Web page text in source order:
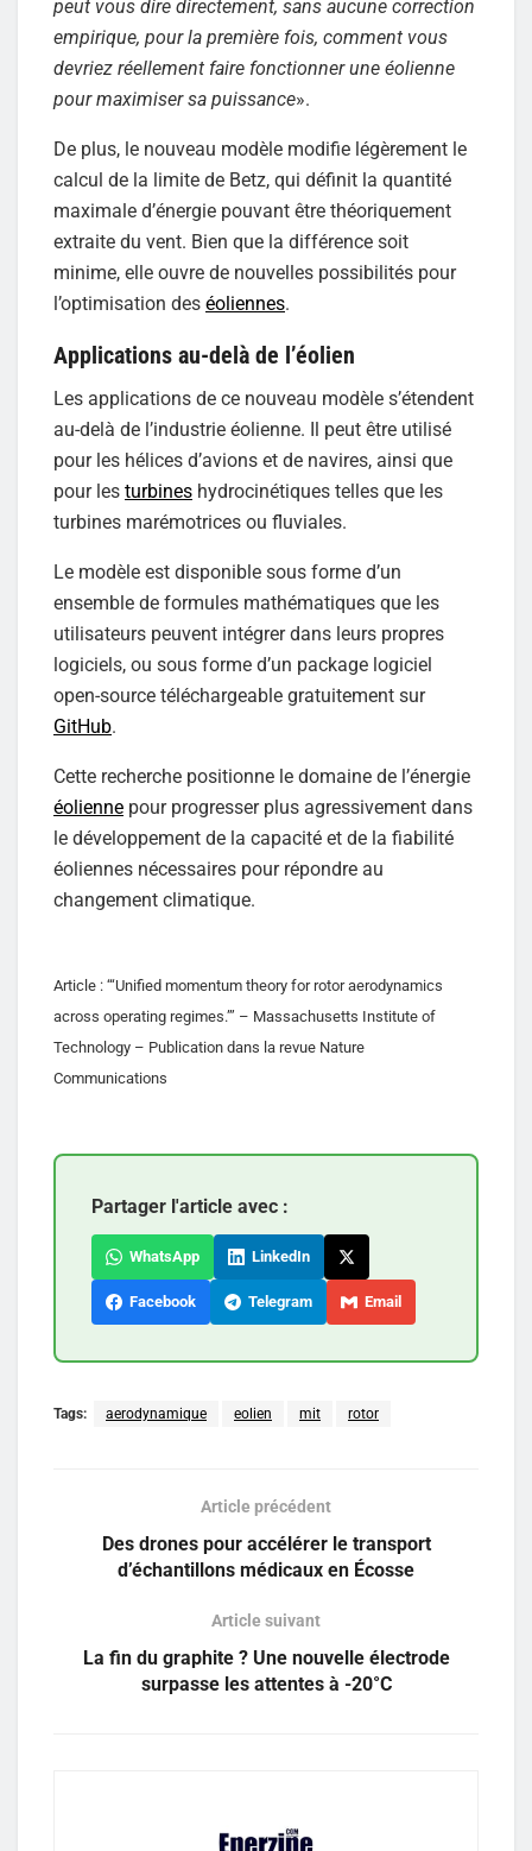
peut vous dire directement, sans aucune correction
empirique, pour la première fois, comment vous
devriez réellement faire fonctionner une éolienne
pour maximiser sa puissance».
De plus, le nouveau modèle modifie légèrement le
calcul de la limite de Betz, qui définit la quantité
maximale d’énergie pouvant être théoriquement
extraite du vent. Bien que la différence soit
minime, elle ouvre de nouvelles possibilités pour
l’optimisation des éoliennes.
Applications au-delà de l’éolien
Les applications de ce nouveau modèle s’étendent
au-delà de l’industrie éolienne. Il peut être utilisé
pour les hélices d’avions et de navires, ainsi que
pour les turbines hydrocinétiques telles que les
turbines marémotrices ou fluviales.
Le modèle est disponible sous forme d’un
ensemble de formules mathématiques que les
utilisateurs peuvent intégrer dans leurs propres
logiciels, ou sous forme d’un package logiciel
open-source téléchargeable gratuitement sur
GitHub.
Cette recherche positionne le domaine de l’énergie
éolienne pour progresser plus agressivement dans
le développement de la capacité et de la fiabilité
éoliennes nécessaires pour répondre au
changement climatique.
Article : ‘“Unified momentum theory for rotor aerodynamics
across operating regimes.”’ – Massachusetts Institute of
Technology – Publication dans la revue Nature
Communications
Partager l'article avec :
WhatsApp LinkedIn
Facebook Telegram Email
Tags: aerodynamique eolien mit rotor
Article précédent
Des drones pour accélérer le transport
d’échantillons médicaux en Écosse
Article suivant
La fin du graphite ? Une nouvelle électrode
surpasse les attentes à -20°C